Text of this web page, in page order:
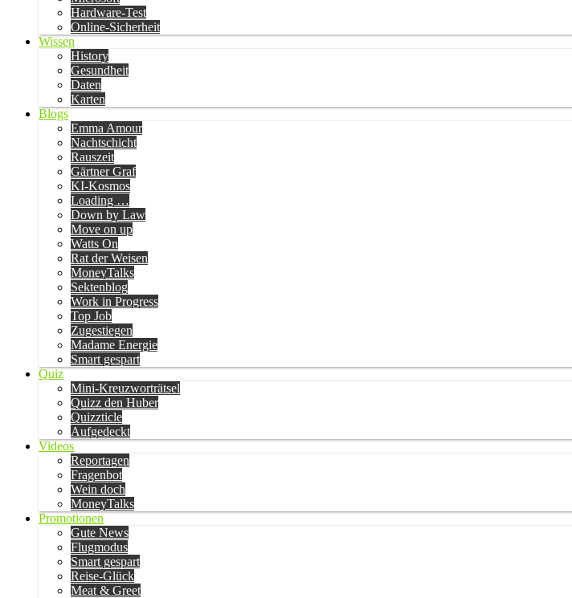
Hardware-Test
Online-Sicherheit
Wissen
History
Gesundheit
Daten
Karten
Blogs
Emma Amour
Nachtschicht
Rauszeit
Gärtner Graf
KI-Kosmos
Loading …
Down by Law
Move on up
Watts On
Rat der Weisen
MoneyTalks
Sektenblog
Work in Progress
Top Job
Zugestiegen
Madame Energie
Smart gespart
Quiz
Mini-Kreuzworträtsel
Quizz den Huber
Quizzticle
Aufgedeckt
Videos
Reportagen
Fragenbot
Wein doch
MoneyTalks
Promotionen
Gute News
Flugmodus
Smart gespart
Reise-Glück
Meat & Greet